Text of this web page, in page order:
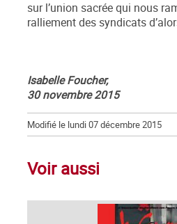
sur l’union sacrée qui nous
ralliement des syndicats
Isabelle Foucher,
30 novembre 2015
Modifié le lundi 07 décembre 2015
Voir aussi